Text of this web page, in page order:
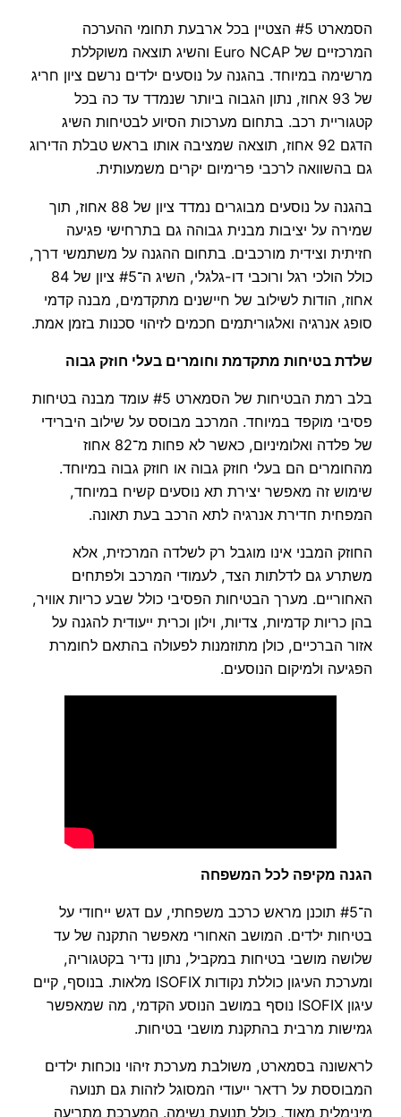
הסמארט #5 הצטיין בכל ארבעת תחומי ההערכה
המרכזיים של Euro NCAP והשיג תוצאה משוקללת
מרשימה במיוחד. בהגנה על נוסעים ילדים נרשם ציון חריג
של 93 אחוז, נתון הגבוה ביותר שנמדד עד כה בכל
קטגוריית רכב. בתחום מערכות הסיוע לבטיחות השיג
הדגם 92 אחוז, תוצאה שמציבה אותו בראש טבלת הדירוג
גם בהשוואה לרכבי פרימיום יקרים משמעותית.
בהגנה על נוסעים מבוגרים נמדד ציון של 88 אחוז, תוך
שמירה על יציבות מבנית גבוהה גם בתרחישי פגיעה
חזיתית וצידית מורכבים. בתחום ההגנה על משתמשי דרך,
כולל הולכי רגל ורוכבי דו-גלגלי, השיג ה־#5 ציון של 84
אחוז, הודות לשילוב של חיישנים מתקדמים, מבנה קדמי
סופג אנרגיה ואלגוריתמים חכמים לזיהוי סכנות בזמן אמת.
שלדת בטיחות מתקדמת וחומרים בעלי חוזק גבוה
בלב רמת הבטיחות של הסמארט #5 עומד מבנה בטיחות
פסיבי מוקפד במיוחד. המרכב מבוסס על שילוב היברידי
של פלדה ואלומיניום, כאשר לא פחות מ־82 אחוז
מהחומרים הם בעלי חוזק גבוה או חוזק גבוה במיוחד.
שימוש זה מאפשר יצירת תא נוסעים קשיח במיוחד,
המפחית חדירת אנרגיה לתא הרכב בעת תאונה.
החוזק המבני אינו מוגבל רק לשלדה המרכזית, אלא
משתרע גם לדלתות הצד, לעמודי המרכב ולפתחים
האחוריים. מערך הבטיחות הפסיבי כולל שבע כריות אוויר,
בהן כריות קדמיות, צדיות, וילון וכרית ייעודית להגנה על
אזור הברכיים, כולן מתוזמנות לפעולה בהתאם לחומרת
הפגיעה ולמיקום הנוסעים.
הגנה מקיפה לכל המשפחה
ה־#5 תוכנן מראש כרכב משפחתי, עם דגש ייחודי על
בטיחות ילדים. המושב האחורי מאפשר התקנה של עד
שלושה מושבי בטיחות במקביל, נתון נדיר בקטגוריה,
ומערכת העיגון כוללת נקודות ISOFIX מלאות. בנוסף, קיים
עיגון ISOFIX נוסף במושב הנוסע הקדמי, מה שמאפשר
גמישות מרבית בהתקנת מושבי בטיחות.
לראשונה בסמארט, משולבת מערכת זיהוי נוכחות ילדים
המבוססת על רדאר ייעודי המסוגל לזהות גם תנועה
מינימלית מאוד, כולל תנועת נשימה. המערכת מתריעה